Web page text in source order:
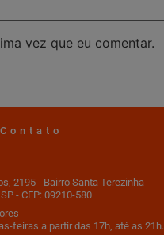
vez que eu comentar.
2195 - Bairro Santa Terezinha
- CEP: 09210-580
feiras a partir das 17h, até as 21h.